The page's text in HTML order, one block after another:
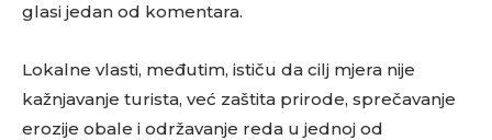
glasi jedan od komentara.
Lokalne vlasti, međutim, ističu da cilj mjera nije
kažnjavanje turista, već zaštita prirode, sprečavanje
erozije obale i održavanje reda u jednoj od